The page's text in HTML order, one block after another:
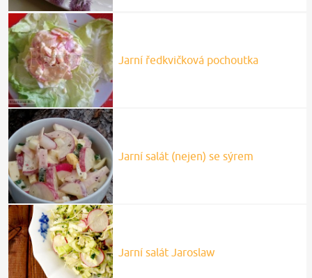
Jarní ředkvičková pochoutka
Jarní salát (nejen) se sýrem
Jarní salát Jaroslaw